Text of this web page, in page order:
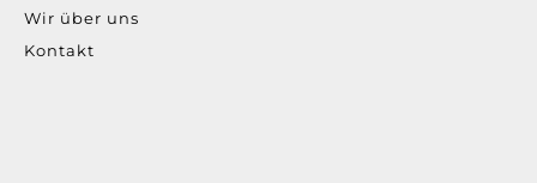
Wir über uns
Kontakt